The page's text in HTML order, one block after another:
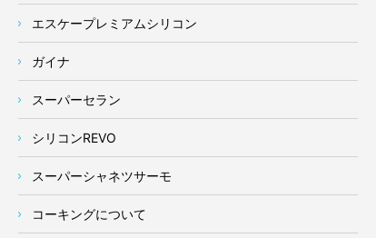
エスケープレミアムシリコン
ガイナ
スーパーセラン
シリコンREVO
スーパーシャネツサーモ
コーキングについて